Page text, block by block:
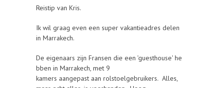
Reistip van Kris.
Ik wil graag even een super vakantieadres delen
in Marrakech.
De eigenaars zijn Fransen die een 'guesthouse' he
bben in Marrakech, met 9
kamers aangepast aan rolstoelgebruikers. Alles,